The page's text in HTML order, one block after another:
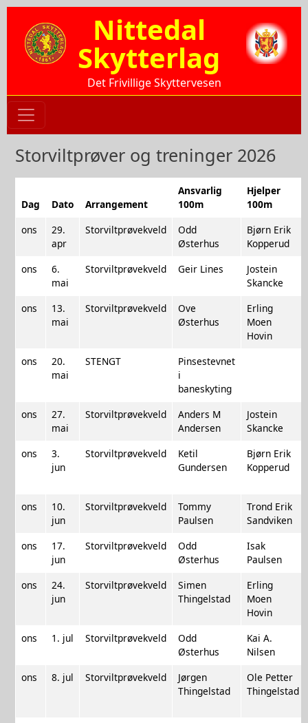
Hopp til hovedinnhold
Nittedal
Skytterlag
Det Frivillige Skyttervesen
Storviltprøver og treninger 2026
Dag Dato Arrangement
Ansvarlig
100m
Hjelper
100m
ons
29.
apr
Storviltprøvekveld
Odd
Østerhus
Bjørn Erik
Kopperud
ons
6.
mai
Storviltprøvekveld Geir Lines
Jostein
Skancke
ons
13.
mai
Storviltprøvekveld
Ove
Østerhus
Erling
Moen
Hovin
ons
20.
mai
STENGT
Pinsestevnet
i
baneskyting
ons
27.
mai
Storviltprøvekveld
Anders M
Andersen
Jostein
Skancke
ons
3.
jun
Storviltprøvekveld
Ketil
Gundersen
Bjørn Erik
Kopperud
ons
10.
jun
Storviltprøvekveld
Tommy
Paulsen
Trond Erik
Sandviken
ons
17.
jun
Storviltprøvekveld
Odd
Østerhus
Isak
Paulsen
ons
24.
jun
Storviltprøvekveld
Simen
Thingelstad
Erling
Moen
Hovin
ons
1. jul Storviltprøvekveld
Odd
Østerhus
Kai A.
Nilsen
ons
8. jul Storviltprøvekveld
Jørgen
Thingelstad
Ole Petter
Thingelstad